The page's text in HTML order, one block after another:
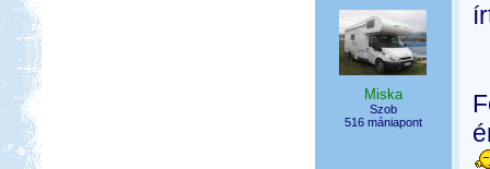
Miska
Szob
516 mániapont